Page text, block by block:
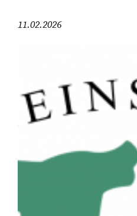
11.02.2026